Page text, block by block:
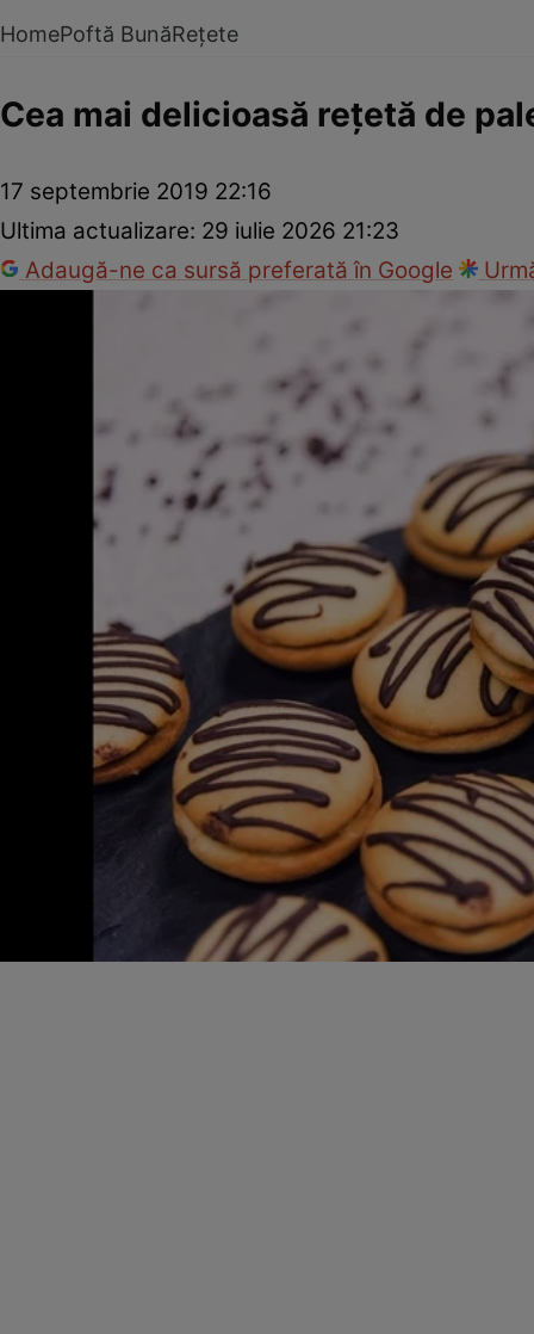
HomePoftă BunăRețete
Cea mai delicioasă reţetă de
17 septembrie 2019 22:16
Ultima actualizare: 29 iulie 2026 21:23
Adaugă-ne ca sursă preferată în Google